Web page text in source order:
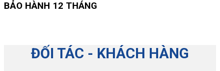
BẢO HÀNH 12 THÁNG
ĐỐI TÁC - KHÁCH HÀNG